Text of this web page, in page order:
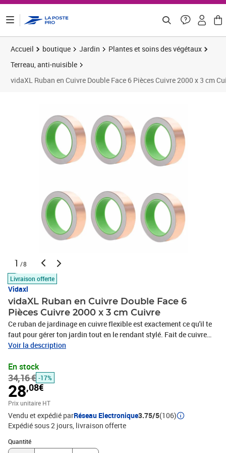
Accueil boutique Jardin
Plantes et soins des végétaux
Terreau, anti-nuisible
vidaXL Ruban en Cuivre Double Face 6 Pièces Cuivre 2000 x 3 cm
1 /8
Livraison offerte
Vidaxl
vidaXL Ruban en Cuivre Double Face 6
Pièces Cuivre 2000 x 3 cm Cuivre
Ce ruban de jardinage en cuivre flexible est exactement ce qu'il te
faut pour gérer ton jardin tout en le rendant stylé. Fait de cuivre
pur et d'un peu d'acrylique pour la durabilité, il est parfait pour une
adhésif fort et sa texture lisse lui permettent de bien tenir sur tous
les types de surfaces, donc c'est un super mélange de style et de
pratique. Cette belle couleur cuivrée donne une touche de classe à
n'importe quel jardin ou espace extérieur. Excellence Matérielle :
Fait en cuivre de qualité, ce ruban a une finition lisse et brillante
qui déchire et fonctionne bien. Le dos en acrylique lui donne une
bonne solidité et stabilité, prêt à supporter tous les temps tout en
gardant un bon look.Adhésion Forte : Avec un adhésif solide, ce
Voir la description
En stock
34,16 € -17%
28,08€
Prix unitaire HT
Vendu et expédié parRéseau Electronique3.75/5(106)
Expédié sous 2 jours livraison offerte
Quantité
Quantité : 1